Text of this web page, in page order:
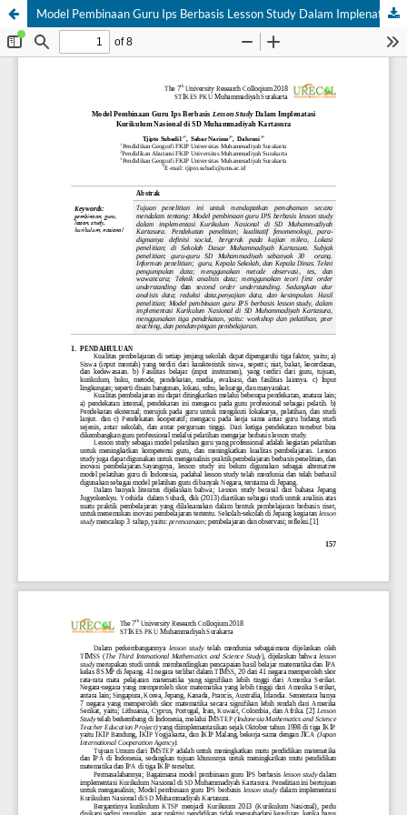
Model Pembinaan Guru Ips Berbasis Lesson Study Dalam Implenatasi Kurikulum Nasional di SD Muhammadiyah Kartasura